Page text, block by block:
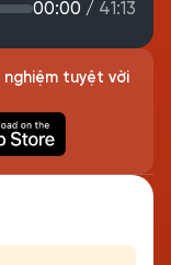
00:00 / 41:13
nghiệm tuyệt vời